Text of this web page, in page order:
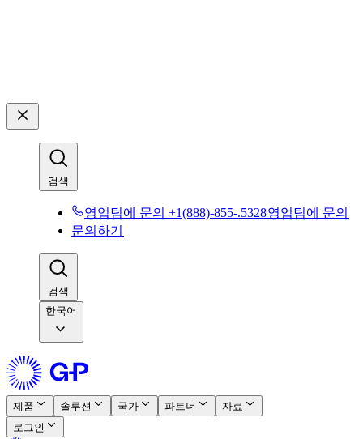
검색​​
영업팀에 문의 +1(888)-855-.5328​​영업팀에 문의​​
문의하기​​
검색​​
한국어
제품​​ 솔루션​​ 국가​​ 파트너​​
자료​​
로그인​​